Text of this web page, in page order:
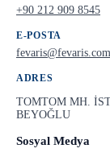
+90 212 909 8545
E-POSTA
fevaris@fevaris.com
ADRES
TOMTOM MH.
BEYOĞLU
Sosyal Medya